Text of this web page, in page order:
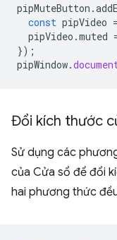
pipMuteButton .
const pipVideo =
pipVideo .muted
});
pipWindow.
Đổi kích thước
Sử dụng các
của Cửa sổ để đổi
hai phương thức